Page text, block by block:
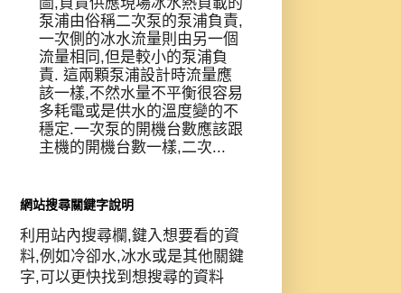
泵浦由俗稱二次泵的泵浦負責,
一次側的冰水流量則由另一個
流量相同,但是較小的泵浦負
責. 這兩顆泵浦設計時流量應
該一樣,不然水量不平衡很容易
多耗電或是供水的溫度變的不
穩定.一次泵的開機台數應該跟
主機的開機台數一樣,二次...
網站搜尋關鍵字說明
利用站內搜尋欄,鍵入想要看的資
料,例如冷卻水,冰水或是其他關鍵
字,可以更快找到想搜尋的資料